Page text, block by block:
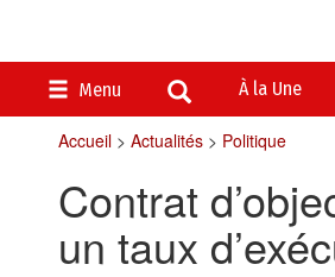
Menu À la Une
Accueil> Actualités> Politique
Contrat
un taux